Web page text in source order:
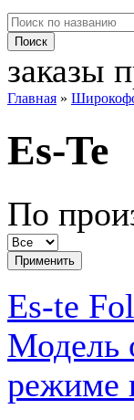
заказы
Главная »
Es-Te
По
Es-te
Модель
режиме